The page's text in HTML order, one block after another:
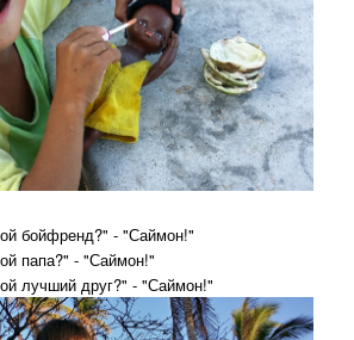
бойфренд?" - "Саймон!"
папа?" - "Саймон!"
лучший друг?" - "Саймон!"